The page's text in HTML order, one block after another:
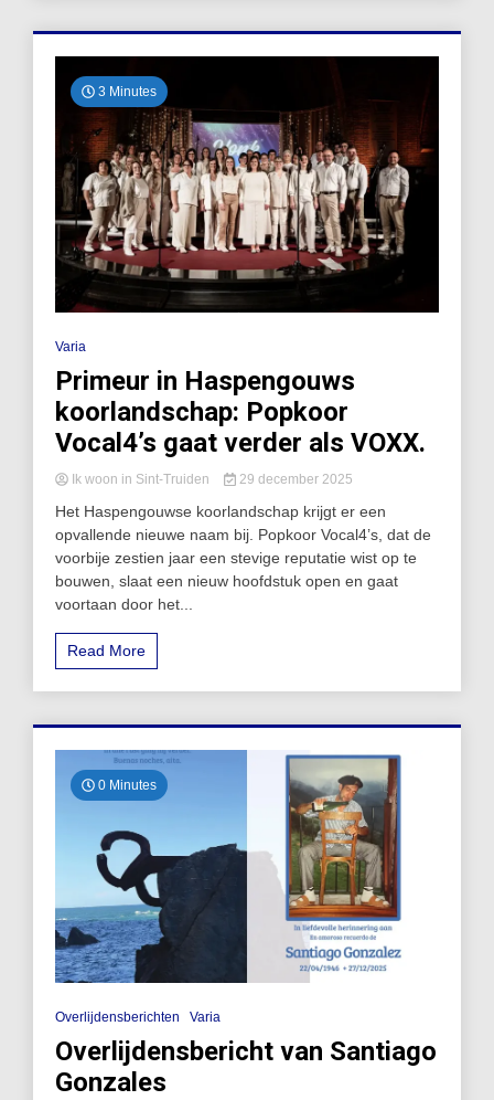
3 Minutes
Varia
Primeur in Haspengouws
koorlandschap: Popkoor
Vocal4’s gaat verder als VOXX.
Ik woon in Sint-Truiden 29 december 2025
Het Haspengouwse koorlandschap krijgt er een
opvallende nieuwe naam bij. Popkoor Vocal4’s, dat de
voorbije zestien jaar een stevige reputatie wist op te
bouwen, slaat een nieuw hoofdstuk open en gaat
voortaan door het...
Read More
0 Minutes
Overlijdensberichten Varia
Overlijdensbericht van Santiago
Gonzales